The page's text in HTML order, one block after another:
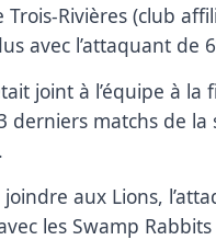
Trois-Rivières (club
avec l’attaquant de
joint à l’équipe à
derniers matchs de
aux Lions,
les Swamp